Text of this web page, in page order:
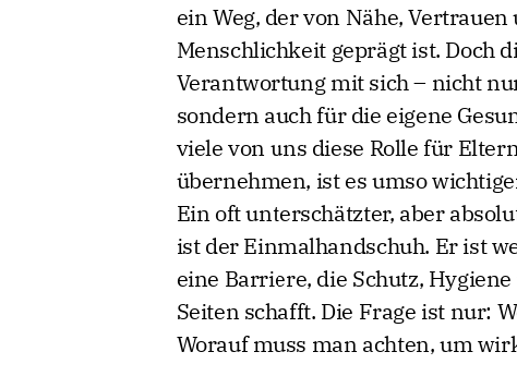
ein Weg, der von Nähe,
Menschlichkeit geprägt ist. Doch
Verantwortung mit sich – nicht
sondern auch für die eigene
viele von uns diese Rolle für
übernehmen, ist es umso
Ein oft unterschätzter, aber
ist der Einmalhandschuh. Er ist
eine Barriere, die Schutz,
Seiten schafft. Die Frage ist nur:
Worauf muss man achten, um